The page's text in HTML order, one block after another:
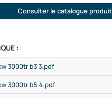
Consulter le catalogue produit
:
3000tr b3 3.pdf
3000tr b5 4.pdf